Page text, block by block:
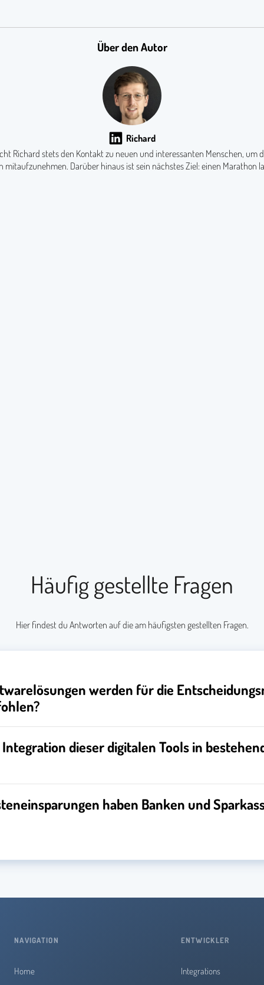
Über den Autor
Richard
Richard stets den Kontakt zu neuen und interessanten Menschen, um
Darüber hinaus ist sein nächstes Ziel: einen Marathon
Häufig gestellte Fragen
Hier findest du Antworten auf die am häufigsten gestellten Fragen.
werden für die
dieser digitalen Tools in
haben Banken und
NAVIGATION
Home
ENTWICKLER
Integrations